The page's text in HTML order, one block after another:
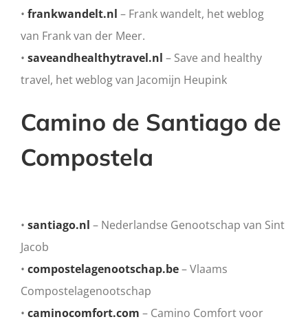
• frankwandelt.nl – Frank wandelt, het weblog
van Frank van der Meer.
• saveandhealthytravel.nl – Save and healthy
travel, het weblog van Jacomijn Heupink
Camino de Santiago de
Compostela
• santiago.nl – Nederlandse Genootschap van Sint
Jacob
• compostelagenootschap.be– Vlaams
Compostelagenootschap
• caminocomfort.com – Camino Comfort voor